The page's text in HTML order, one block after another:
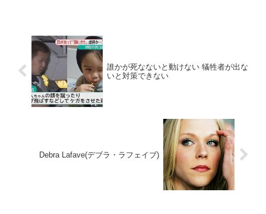
誰かが死なないと動けない 犠牲者が出な
いと対策できない
Debra Lafave(デブラ・ラフェイブ)